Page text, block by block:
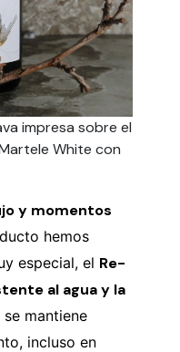
impresa sobre el
White con
y momentos
hemos
especial, el Re-
al agua y la
mantiene
incluso en